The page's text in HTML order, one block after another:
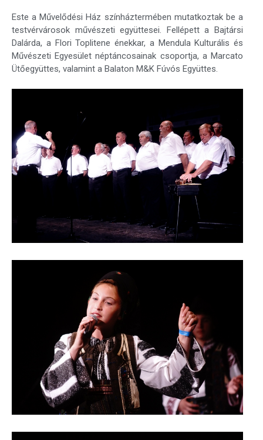
Este a Művelődési Ház színháztermében mutatkoztak be a
testvérvárosok művészeti együttesei. Fellépett a Bajtársi
Dalárda, a Flori Toplitene énekkar, a Mendula Kulturális és
Művészeti Egyesület néptáncosainak csoportja, a Marcato
Ütőegyüttes, valamint a Balaton M&K Fúvós Együttes.